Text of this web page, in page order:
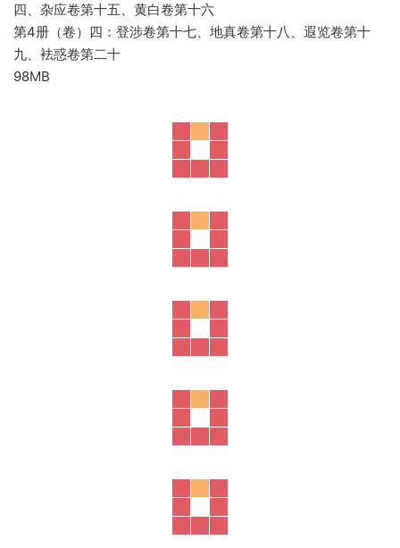
四、杂应卷第十五、黄白卷第十六
第4册（卷）四：登涉卷第十七、地真卷第十八、遐览卷第十
九、袪惑卷第二十
98MB